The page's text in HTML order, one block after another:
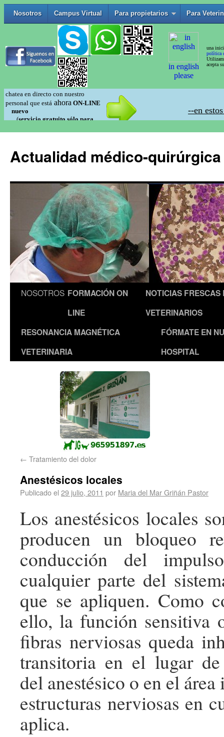
Actualidad médico-
NOSOTROS FORMACIÓN ON
LINE
NOTICIAS FRESCAS
VETERINARIOS
RESONANCIA MAGNÉTICA
VETERINARIA
FÓRMATE EN
HOSPITAL
← Tratamiento del dolor
Anestésicos locales
Publicado el 29 julio, 2011 por Maria del Mar Griñán Pastor
Los anestésicos locales
producen un bloqueo
conducción del
cualquier parte del
que se apliquen. Como
ello, la función sensitiva
fibras nerviosas queda
transitoria en el lugar
del anestésico o en el
estructuras nerviosas en
aplica.